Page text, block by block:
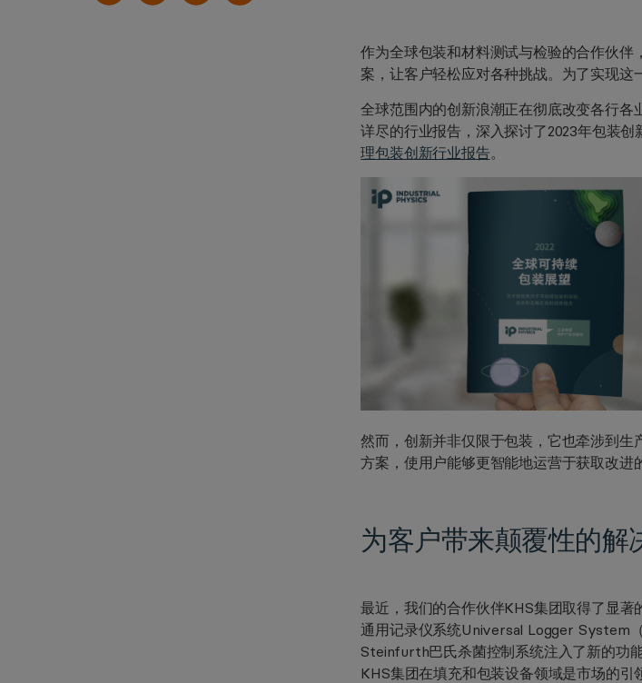
作为全球包装和材料测试与检验的合作伙
案，让客户轻松应对各种挑战。为了实现这
全球范围内的创新浪潮正在彻底改变各行
详尽的行业报告，深入探讨了2023年包装创
理包装创新行业报告。
然而，创新并非仅限于包装，它也牵涉到
方案，使用户能够更智能地运营于获取改进
为客户带来颠覆性的解
最近，我们的合作伙伴KHS集团取得了显
通用记录仪系统Universal Logger System
Steinfurth巴氏杀菌控制系统注入了新的功
KHS集团在填充和包装设备领域是市场的引